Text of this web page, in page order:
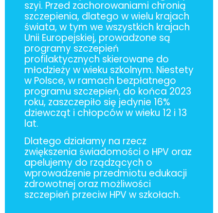
szyi. Przed zachorowaniami chronią
szczepienia, dlatego w wielu krajach
świata, w tym we wszystkich krajach
Unii Europejskiej, prowadzone są
programy szczepień
profilaktycznych skierowane do
młodzieży w wieku szkolnym. Niestety
w Polsce, w ramach bezpłatnego
programu szczepień, do końca 2023
roku, zaszczepiło się jedynie 16%
dziewcząt i chłopców w wieku 12 i 13
lat.
Dlatego działamy na rzecz
zwiększenia świadomości o HPV oraz
apelujemy do rządzących o
wprowadzenie przedmiotu edukacji
zdrowotnej oraz możliwości
szczepień przeciw HPV w szkołach.